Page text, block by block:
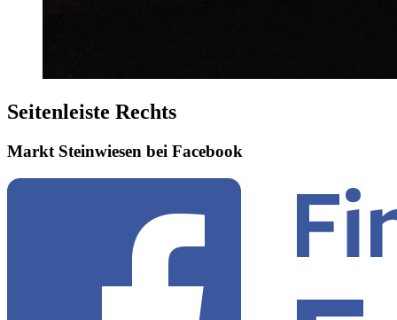
Seitenleiste Rechts
Markt Steinwiesen bei Facebook